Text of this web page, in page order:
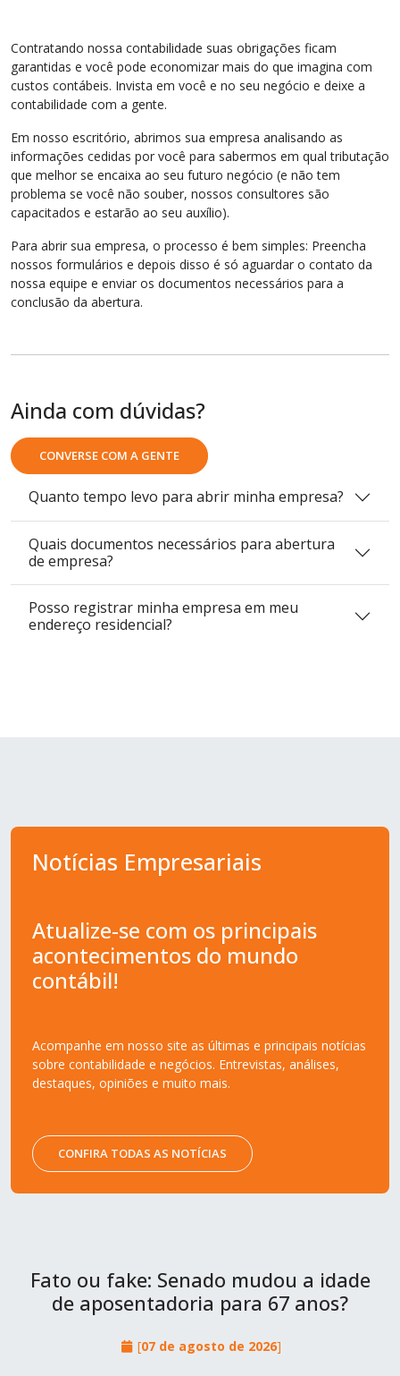
Contratando nossa contabilidade suas obrigações ficam
garantidas e você pode economizar mais do que imagina com
custos contábeis. Invista em você e no seu negócio e deixe a
contabilidade com a gente.
Em nosso escritório, abrimos sua empresa analisando as
informações cedidas por você para sabermos em qual tributação
que melhor se encaixa ao seu futuro negócio (e não tem
problema se você não souber, nossos consultores são
capacitados e estarão ao seu auxílio).
Para abrir sua empresa, o processo é bem simples: Preencha
nossos formulários e depois disso é só aguardar o contato da
nossa equipe e enviar os documentos necessários para a
conclusão da abertura.
Ainda com dúvidas?
CONVERSE COM A GENTE
Quanto tempo levo para abrir minha empresa?
Quais documentos necessários para abertura
de empresa?
Posso registrar minha empresa em meu
endereço residencial?
Notícias Empresariais
Atualize-se com os principais
acontecimentos do mundo
contábil!
Acompanhe em nosso site as últimas e principais notícias
sobre contabilidade e negócios. Entrevistas, análises,
destaques, opiniões e muito mais.
CONFIRA TODAS AS NOTÍCIAS
Fato ou fake: Senado mudou a idade
de aposentadoria para 67 anos?
[07 de agosto de 2026]